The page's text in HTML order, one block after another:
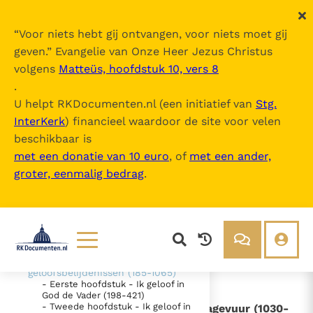
“Voor niets hebt gij ontvangen, voor niets moet gij
geven.” Evangelie van Onze Heer Jezus Christus
volgens Matteüs, hoofdstuk 10, vers 8
.
U helpt RKDocumenten.nl (een initiatief van Stg.
InterKerk) financieel waardoor de site voor velen
beschikbaar is
met een donatie van 10 euro, of met een ander,
groter, eenmalig bedrag.
Lezen
Documenten
Over ons
Over RK Documenten
Catechismus van de Katholieke Kerk
Inhoudsopgave
uitklappen
- Intro
1065)
- EERSTE SECTIE - "Ik geloof" -
"Wij geloven" (26-184)
- TWEEDE SECTIE De belijdenis
geloofsbelijdenissen (185-1065)
- Eerste hoofdstuk - Ik geloof in
God de Vader (198-421)
- Tweede hoofdstuk - Ik geloof in
- III. - De laatste loutering of het vagevuur (1030-